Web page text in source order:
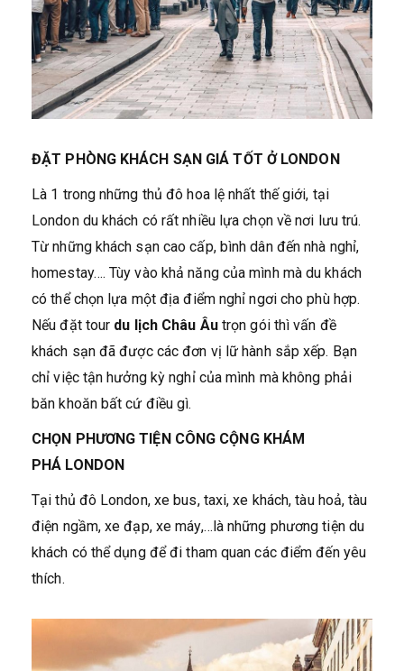
ĐẶT PHÒNG KHÁCH SẠN GIÁ TỐT Ở LONDON
Là 1 trong những thủ đô hoa lệ nhất thế giới, tại
London du khách có rất nhiều lựa chọn về nơi lưu trú.
Từ những khách sạn cao cấp, bình dân đến nhà nghỉ,
homestay…. Tùy vào khả năng của mình mà du khách
có thể chọn lựa một địa điểm nghỉ ngơi cho phù hợp.
Nếu đặt tour du lịch Châu Âutrọn gói thì vấn đề
khách sạn đã được các đơn vị lữ hành sắp xếp. Bạn
chỉ việc tận hưởng kỳ nghỉ của mình mà không phải
băn khoăn bất cứ điều gì.
CHỌN PHƯƠNG TIỆN CÔNG CỘNG KHÁM
PHÁ LONDON
Tại thủ đô London, xe bus, taxi, xe khách, tàu hoả, tàu
điện ngầm, xe đạp, xe máy,…là những phương tiện du
khách có thể dụng để đi tham quan các điểm đến yêu
thích.